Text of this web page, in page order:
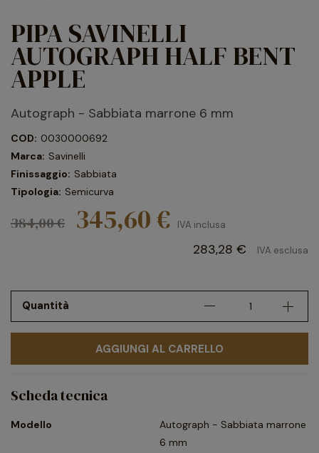
PIPA SAVINELLI
AUTOGRAPH HALF BENT
APPLE
Autograph - Sabbiata marrone 6 mm
COD: 0030000692
Marca: Savinelli
Finissaggio: Sabbiata
Tipologia: Semicurva
384,00 € 345,60 € IVA inclusa
283,28 € IVA esclusa
Quantità
AGGIUNGI AL CARRELLO
Scheda tecnica
Modello
Autograph - Sabbiata marrone
6 mm